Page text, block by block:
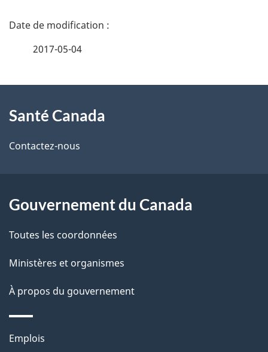
D
i
l
d
e
p
a
2017-05-04
propos
de
site
Santé Canada
Contactez-nous
Gouvernement du Canada
Toutes les coordonnées
Ministères et organismes
À propos du gouvernement
Thèmes
Emplois